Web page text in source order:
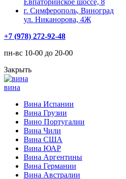
Евпаторийское шоссе, 8
г. Симферополь, Виноград
ул. Никанорова, 4Ж
+7 (978) 272-92-48
пн-вс 10-00 до 20-00
Закрыть
вина
Вина Испании
Вина Грузии
Вино Португалии
Вина Чили
Вина США
Вина ЮАР
Вина Аргентины
Вина Германии
Вина Австралии